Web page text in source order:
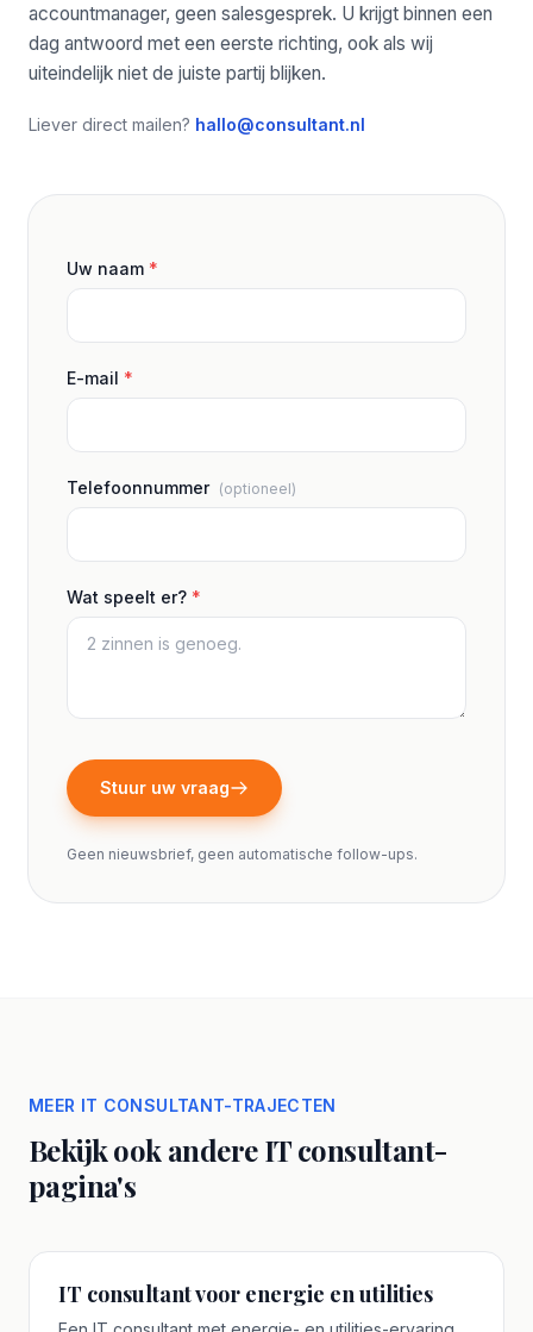
accountmanager, geen salesgesprek. U krijgt binnen een
dag antwoord met een eerste richting, ook als wij
uiteindelijk niet de juiste partij blijken.
Liever direct mailen? hallo@consultant.nl
Uw naam *
E-mail *
Telefoonnummer (optioneel)
Wat speelt er? *
Stuur uw vraag
Geen nieuwsbrief, geen automatische follow-ups.
MEER IT CONSULTANT-TRAJECTEN
Bekijk ook andere IT consultant-
pagina's
IT consultant voor energie en utilities